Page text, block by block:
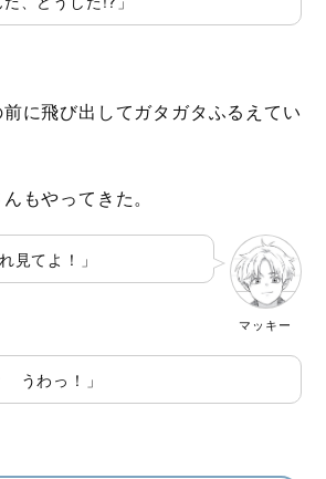
に飛び出してガタガタふるえてい
もやってきた。
マッキー
見てよ！」
うわっ！」